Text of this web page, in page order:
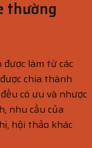
thường
làm từ các
chia thành
có ưu và nhược
nhu cầu của
hội thảo khác